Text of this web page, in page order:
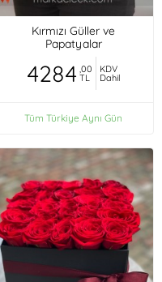
Kırmızı Güller ve
Papatyalar
4284 ,00
TL
KDV
Dahil
Tüm Türkiye Aynı Gün